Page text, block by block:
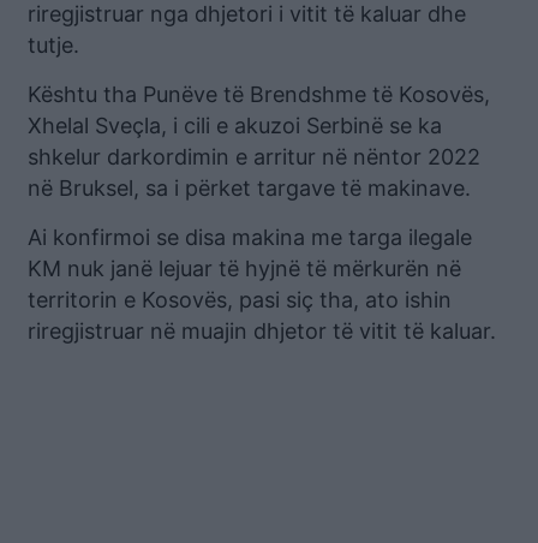
riregjistruar nga dhjetori i vitit të kaluar dhe
tutje.
Kështu tha Punëve të Brendshme të Kosovës,
Xhelal Sveçla, i cili e akuzoi Serbinë se ka
shkelur darkordimin e arritur në nëntor 2022
në Bruksel, sa i përket targave të makinave.
Ai konfirmoi se disa makina me targa ilegale
KM nuk janë lejuar të hyjnë të mërkurën në
territorin e Kosovës, pasi siç tha, ato ishin
riregjistruar në muajin dhjetor të vitit të kaluar.